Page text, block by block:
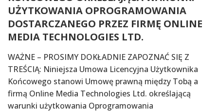
UŻYTKOWANIA OPROGRAMOWANIA
DOSTARCZANEGO PRZEZ FIRMĘ ONLINE
MEDIA TECHNOLOGIES LTD.
WAŻNE – PROSIMY DOKŁADNIE ZAPOZNAĆ SIĘ Z
TREŚCIĄ: Niniejsza Umowa Licencyjna Użytkownika
Końcowego stanowi Umowę prawną między Tobą a
firmą Online Media Technologies Ltd. określającą
warunki użytkowania Oprogramowania